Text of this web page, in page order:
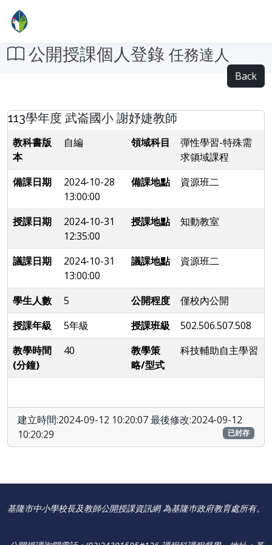
公開授課個人登錄 任務達人
Back
113學年度 武崙國小 謝妤婕教師
教科書版
本
自編 領域科目
彈性學習-特殊需
求領域課程
備課日期
2024-10-28
13:00:00
備課地點 資源班二
授課日期
2024-10-31
12:35:00
授課地點 知動教室
議課日期
2024-10-31
13:00:00
議課地點 資源班二
學生人數 5 公開程度
僅校內公開
授課年級
5年級 授課班級
502.506.507.508
教學時間
(分鐘)
40
教學策
略/型式
科技輔助自主學習
建立時間:2024-09-12 10:20:07 最後修改:2024-09-12
10:20:29
已封存
基隆市中小學校長及教師公開授課資訊網 為基隆巿政府教育處所有。